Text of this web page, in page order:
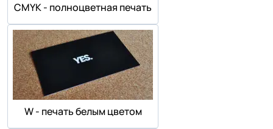
СMYK - полноцветная печать
W - печать белым цветом